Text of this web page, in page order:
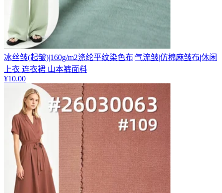
冰丝皱(起皱)|160g/m2涤纶平纹染色布|气流皱|仿棉麻皱布|休闲
上衣 连衣裙 山本裤面料
¥10.00